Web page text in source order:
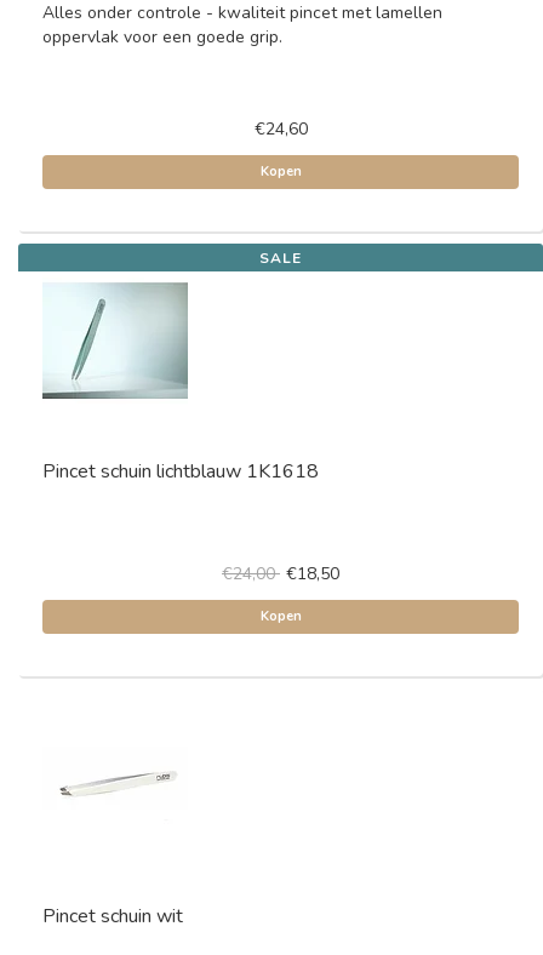
Alles onder controle - kwaliteit pincet met lamellen
oppervlak voor een goede grip.
€24,60
Kopen
SALE
Pincet schuin lichtblauw 1K1618
€24,00 €18,50
Kopen
Pincet schuin wit